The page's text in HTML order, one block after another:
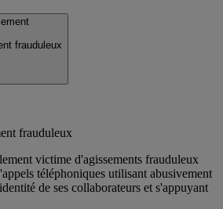
frauduleux
frauduleux
victime d'agissements frauduleux
téléphoniques utilisant abusivement
de ses collaborateurs et s'appuyant